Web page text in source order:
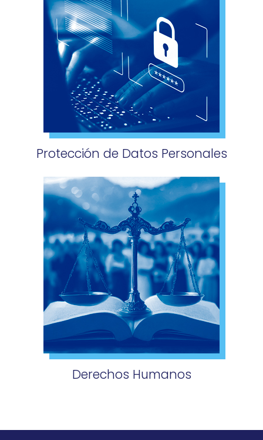
Protección de Datos Personales
Derechos Humanos